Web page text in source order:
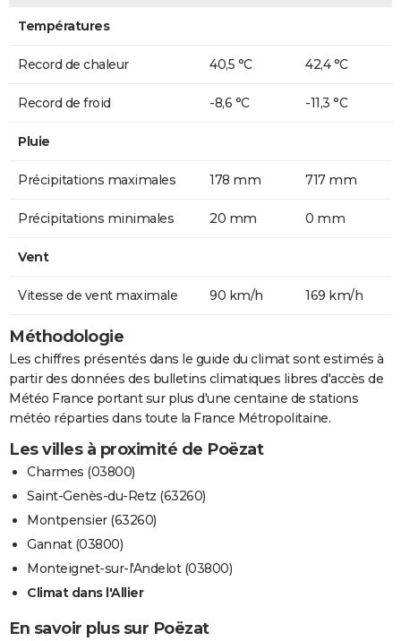
Températures
Record de chaleur 40,5 °C 42,4 °C
Record de froid -8,6 °C -11,3 °C
Pluie
Précipitations maximales 178 mm 717 mm
Précipitations minimales 20 mm 0 mm
Vent
Vitesse de vent maximale 90 km/h 169 km/h
Méthodologie
Les chiffres présentés dans le guide du climat sont estimés à
partir des données des bulletins climatiques libres d'accès de
Météo France portant sur plus d'une centaine de stations
météo réparties dans toute la France Métropolitaine.
Les villes à proximité de Poëzat
Charmes (03800)
Saint-Genès-du-Retz (63260)
Montpensier (63260)
Gannat (03800)
Monteignet-sur-l'Andelot (03800)
Climat dans l'Allier
En savoir plus sur Poëzat